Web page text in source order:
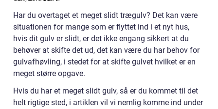
Har du overtaget et meget slidt trægulv? Det kan være
situationen for mange som er flyttet ind i et nyt hus,
hvis dit gulv er slidt, er det ikke engang sikkert at du
behøver at skifte det ud, det kan være du har behov for
gulvafhøvling, i stedet for at skifte gulvet hvilket er en
meget større opgave.
Hvis du har et meget slidt gulv, så er du kommet til det
helt rigtige sted, i artiklen vil vi nemlig komme ind under